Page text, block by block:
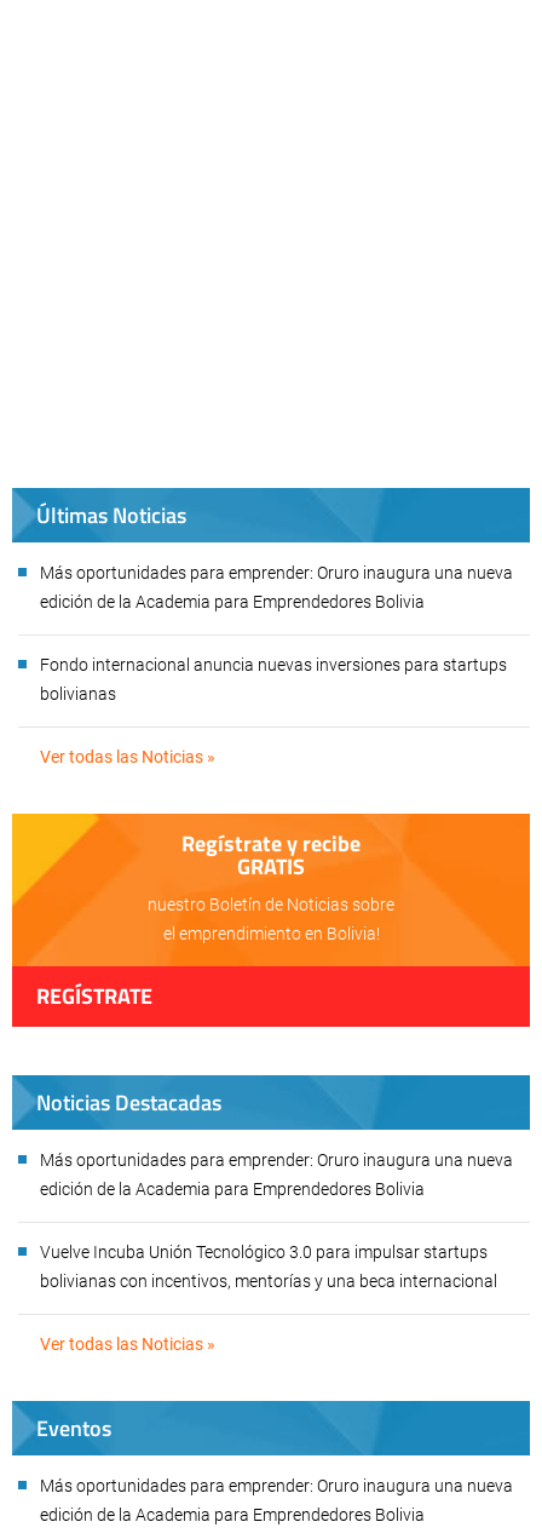
Últimas Noticias
Más oportunidades para emprender: Oruro inaugura una nueva
edición de la Academia para Emprendedores Bolivia
Fondo internacional anuncia nuevas inversiones para startups
bolivianas
Ver todas las Noticias »
Regístrate y recibe
GRATIS
nuestro Boletín de Noticias sobre
el emprendimiento en Bolivia!
REGÍSTRATE
Noticias Destacadas
Más oportunidades para emprender: Oruro inaugura una nueva
edición de la Academia para Emprendedores Bolivia
Vuelve Incuba Unión Tecnológico 3.0 para impulsar startups
bolivianas con incentivos, mentorías y una beca internacional
Ver todas las Noticias »
Eventos
Más oportunidades para emprender: Oruro inaugura una nueva
edición de la Academia para Emprendedores Bolivia